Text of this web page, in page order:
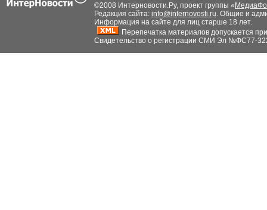
©2008 Интерновости.Ру, проект группы «
Редакция сайта: info@internovosti.ru. Общие и
Информация на сайте для лиц старше 18 лет.
Перепечатка материалов допускается
Свидетельство о регистрации СМИ Эл №ФС77-